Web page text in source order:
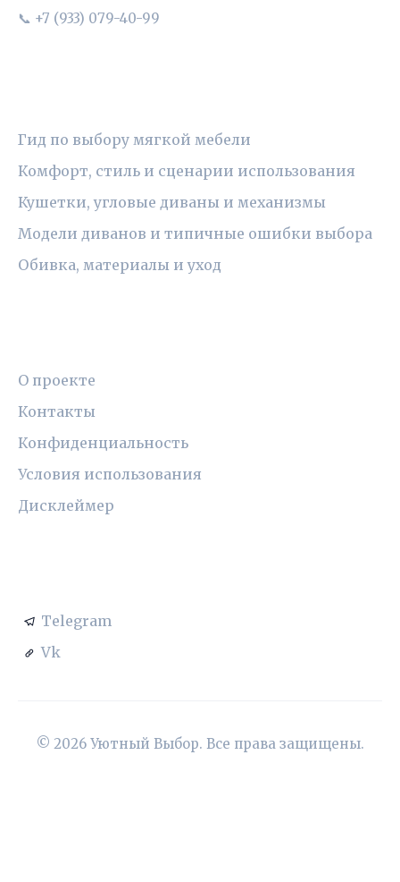
📞 +7 (933) 079-40-99
Гид по выбору мягкой мебели
Комфорт, стиль и сценарии использования
Кушетки, угловые диваны и механизмы
Модели диванов и типичные ошибки выбора
Обивка, материалы и уход
О проекте
Контакты
Конфиденциальность
Условия использования
Дисклеймер
Telegram
Vk
© 2026 Уютный Выбор. Все права защищены.